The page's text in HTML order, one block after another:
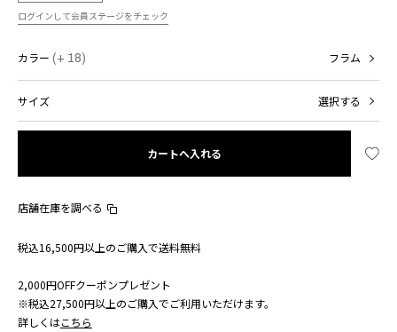
ログインして会員ステージをチェック
カラー (+ 18) フラム
サイズ 選択する
カートへ入れる
店舗在庫を調べる
税込16,500円以上のご購入で送料無料
2,000円OFFクーポンプレゼント
※税込27,500円以上のご購入でご利用いただけます。
詳しくはこちら